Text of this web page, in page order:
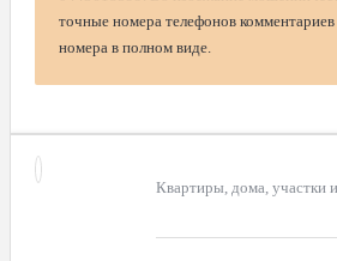
точные номера телефонов
номера в полном виде.
Квартиры, дома, участки